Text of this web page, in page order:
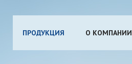
ПРОДУКЦИЯ О КОМПАНИИ